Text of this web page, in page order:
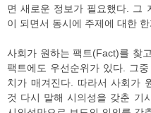
면 새로운 정보가 필요했다. 그
이 되면서 동시에 주제에 대한
사회가 원하는 팩트(Fact)를 찾
팩트에도 우선순위가 있다. 그
치가 매겨진다. 따라서 사회가
것 다시 말해 시의성을 갖춘 기